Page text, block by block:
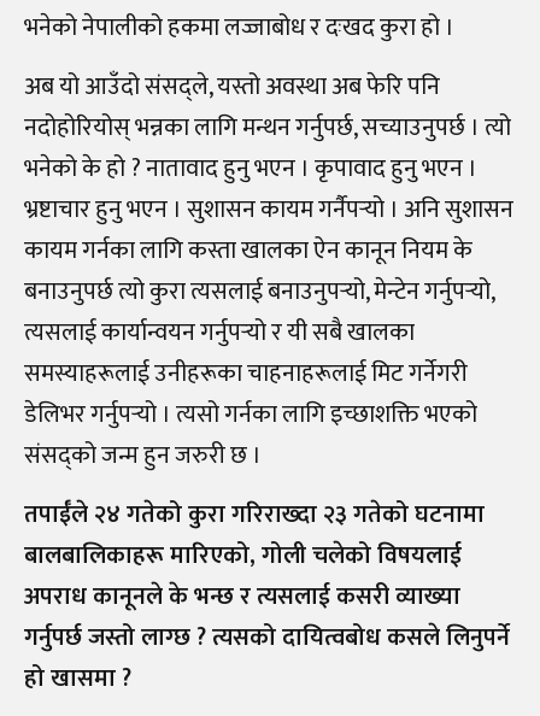
भनेको नेपालीको हकमा लज्जाबोध र दःखद कुरा हो ।
अब यो आउँदो संसद्ले, यस्तो अवस्था अब फेरि पनि
नदोहोरियोस् भन्नका लागि मन्थन गर्नुपर्छ, सच्याउनुपर्छ । त्यो
भनेको के हो ? नातावाद हुनु भएन । कृपावाद हुनु भएन ।
भ्रष्टाचार हुनु भएन । सुशासन कायम गर्नैपर्‍यो । अनि सुशासन
कायम गर्नका लागि कस्ता खालका ऐन कानून नियम के
बनाउनुपर्छ त्यो कुरा त्यसलाई बनाउनुपर्‍यो, मेन्टेन गर्नुपर्‍यो,
त्यसलाई कार्यान्वयन गर्नुपर्‍यो र यी सबै खालका
समस्याहरूलाई उनीहरूका चाहनाहरूलाई मिट गर्नेगरी
डेलिभर गर्नुपर्‍यो । त्यसो गर्नका लागि इच्छाशक्ति भएको
संसद्को जन्म हुन जरुरी छ ।
तपाईँले २४ गतेको कुरा गरिराख्दा २३ गतेको घटनामा
बालबालिकाहरू मारिएको, गोली चलेको विषयलाई
अपराध कानूनले के भन्छ र त्यसलाई कसरी व्याख्या
गर्नुपर्छ जस्तो लाग्छ ? त्यसको दायित्वबोध कसले लिनुपर्ने
हो खासमा ?